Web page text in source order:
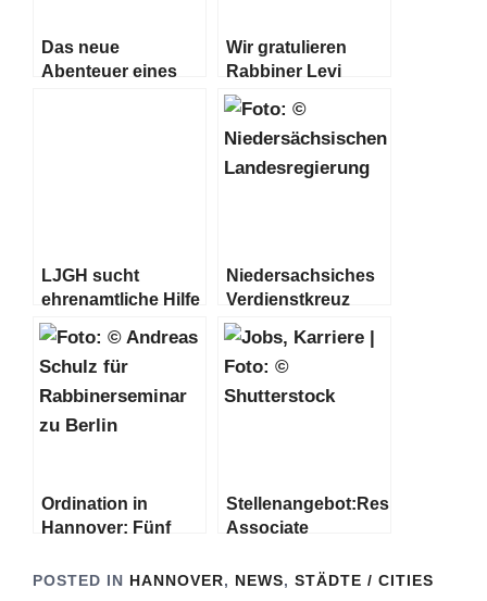
Das neue
Abenteuer eines
Wir gratulieren
Rabbiner Levi
Gottlib zum 25.
Geburtstag!
LJGH sucht
ehrenamtliche Hilfe
für ukrainische
Flüchtlinge in
Hamburg
Niedersachsiches
Verdienstkreuz
Erster Klasse für
Rabbiner Dr. Gábor
Langyel
Ordination in
Hannover: Fünf
in Amt eingeführt
Stellenangebot:Research
Associate
POSTED IN HANNOVER, NEWS, STÄDTE / CITIES